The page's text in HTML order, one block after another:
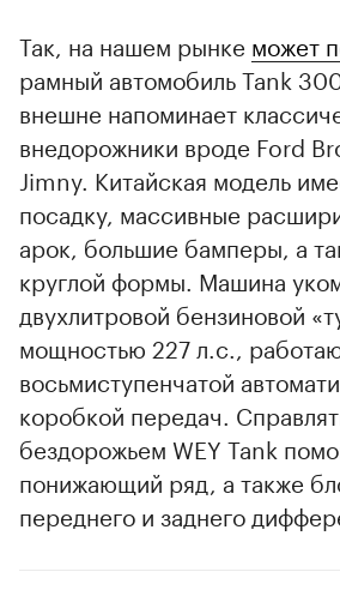
Так, на нашем рынке может
рамный автомобиль Tank
внешне напоминает
внедорожники вроде Ford
Jimny. Китайская модель
посадку, массивные
арок, большие бамперы, а
круглой формы. Машина
двухлитровой бензиновой
мощностью 227 л.с.,
восьмиступенчатой
коробкой передач.
бездорожьем WEY Tank
понижающий ряд, а также
переднего и заднего